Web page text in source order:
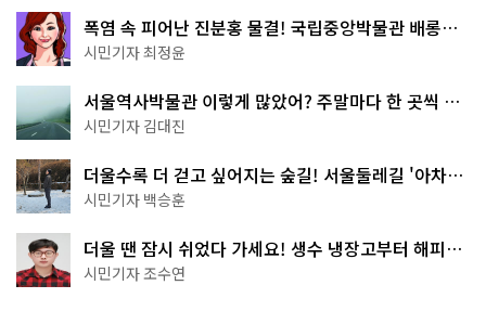
폭염 속 피어난 진분홍 물결! 국립중앙박물관 배롱나
무 명소
시민기자 최정윤
서울역사박물관 이렇게 많았어? 주말마다 한 곳씩 떠
나는 역사 산책
시민기자 김대진
더울수록 더 걷고 싶어지는 숲길! 서울둘레길 '아차산
코스'
시민기자 백승훈
더울 땐 잠시 쉬었다 가세요! 생수 냉장고부터 해피소
·무더위쉼터까지
시민기자 조수연